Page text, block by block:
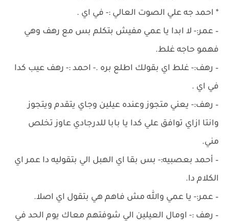
* احمد جه علي الصوت العالي :- في اي .
– عمر:- لا ابدا يا عمي مفيش بتكلم بس مع رهف وهي
فهمو حاجه غلط.
– رهف:- غلط اي بقولك اطلع بره .- احمد :- رهف عيب كدا
في اي .
– رهف:- يعني متجوز وعنده عيلين وجاي يتقدم ويتجوز
وانتا ازاي توافق علي كدا يا بابا للدرجادي عاوز تخلص
مني.
– أحمد بعصبيه:- بس بقا اي الهبل الي بتقوليه دا عمر اي
الكلام دا.
– عمر:- يا عمي والله مش فاهم هي بتقول اي اصلا.
– رهف :- اومال العيلين الي شوفتهم معاك يوم الحد في